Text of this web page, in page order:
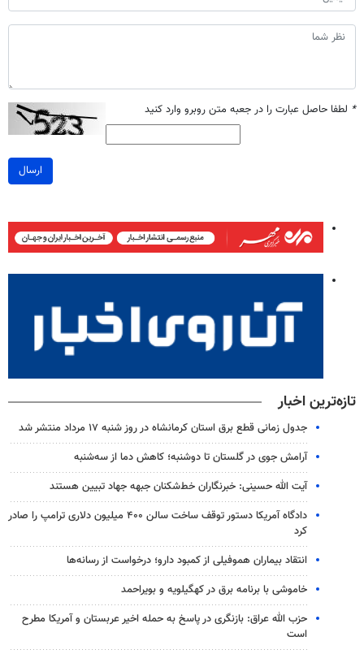
* لطفا حاصل عبارت را در جعبه متن روبرو وارد کنید
ارسال
تازه‌ترین اخبار
جدول زمانی قطع برق استان کرمانشاه در روز شنبه ۱۷ مرداد منتشر شد
آرامش جوی در گلستان تا دوشنبه؛ کاهش دما از سه‌شنبه
آیت الله حسینی: خبرنگاران خط‌شکنان جبهه جهاد تبیین هستند
دادگاه آمریکا دستور توقف ساخت سالن ۴۰۰ میلیون دلاری ترامپ را صادر
کرد
انتقاد بیماران هموفیلی از کمبود دارو؛ درخواست از رسانه‌ها
خاموشی با برنامه برق در کهگیلویه و بویراحمد
حزب الله عراق: بازنگری در پاسخ به حمله اخیر عربستان و آمریکا مطرح
است